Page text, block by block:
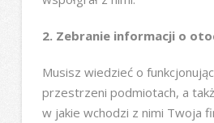
2. Zebranie informacji o
Musisz wiedzieć o
przestrzeni podmiotach, a
w jakie wchodzi z nimi Twoja